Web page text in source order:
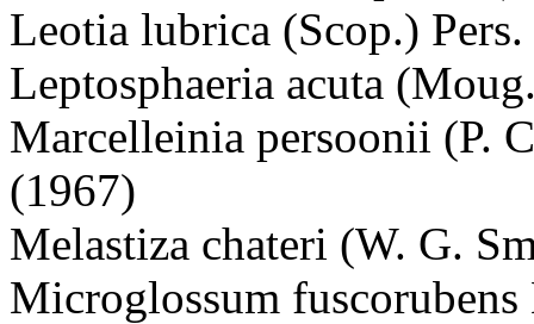
Leotia lubrica (Scop.)
Leptosphaeria acuta
Marcelleinia persoonii (P.
(1967)
Melastiza chateri (W. G.
Microglossum